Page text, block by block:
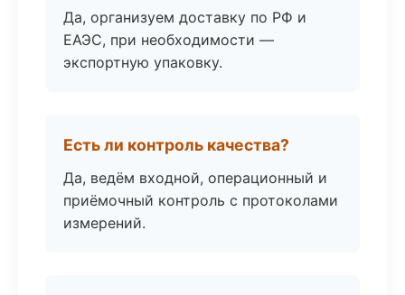
Да, организуем доставку по РФ и
ЕАЭС, при необходимости —
экспортную упаковку.
Есть ли контроль качества?
Да, ведём входной, операционный и
приёмочный контроль с протоколами
измерений.